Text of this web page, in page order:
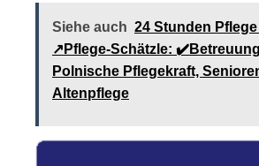
Siehe auch 24 Stunden
↗️Pflege-Schätzle:
Polnische Pflegekraft,
Altenpflege